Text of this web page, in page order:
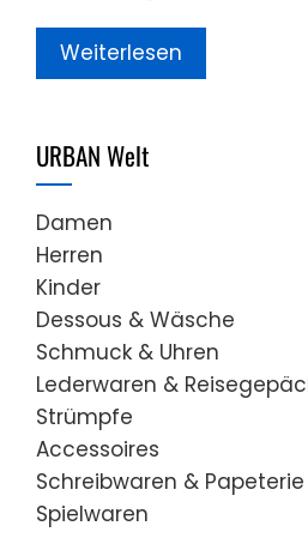
Weiterlesen
URBAN Welt
Damen
Herren
Kinder
Dessous & Wäsche
Schmuck & Uhren
Lederwaren &
Strümpfe
Accessoires
Schreibwaren & Papeterie
Spielwaren